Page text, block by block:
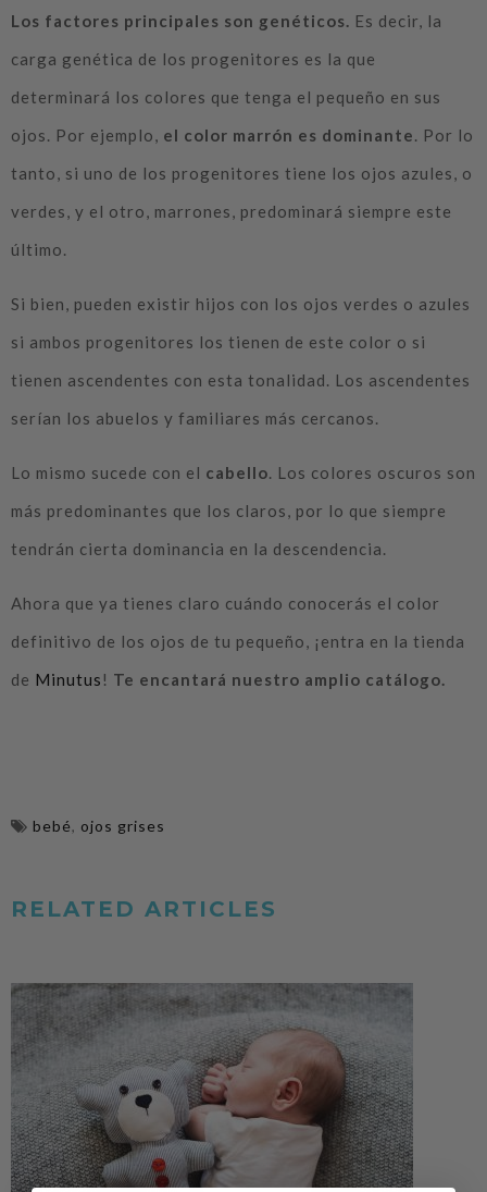
Los factores principales son genéticos. Es decir, la
carga genética de los progenitores es la que
determinará los colores que tenga el pequeño en sus
ojos. Por ejemplo, el color marrón es dominante. Por lo
tanto, si uno de los progenitores tiene los ojos azules, o
verdes, y el otro, marrones, predominará siempre este
último.
Si bien, pueden existir hijos con los ojos verdes o azules
si ambos progenitores los tienen de este color o si
tienen ascendentes con esta tonalidad. Los ascendentes
serían los abuelos y familiares más cercanos.
Lo mismo sucede con el cabello. Los colores oscuros son
más predominantes que los claros, por lo que siempre
tendrán cierta dominancia en la descendencia.
Ahora que ya tienes claro cuándo conocerás el color
definitivo de los ojos de tu pequeño, ¡entra en la tienda
de Minutus ! Te encantará nuestro amplio catálogo.
bebé, ojos grises
RELATED ARTICLES